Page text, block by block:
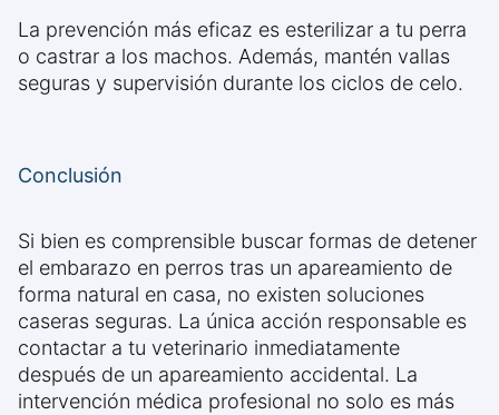
La prevención más eficaz es esterilizar a tu perra
o castrar a los machos. Además, mantén vallas
seguras y supervisión durante los ciclos de celo.
Conclusión
Si bien es comprensible buscar formas de detener
el embarazo en perros tras un apareamiento de
forma natural en casa, no existen soluciones
caseras seguras. La única acción responsable es
contactar a tu veterinario inmediatamente
después de un apareamiento accidental. La
intervención médica profesional no solo es más